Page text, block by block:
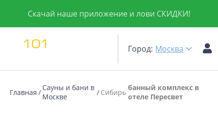
Скачай наше приложение и лови СКИДКИ!
Город: Москва
Главная
Сауны и бани в
Москве
Сибирь банный комплекс в
отеле Пересвет